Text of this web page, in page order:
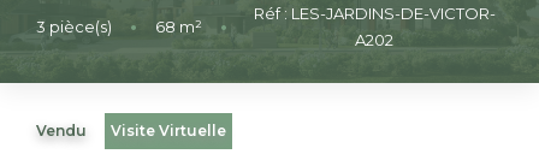
Qui Sommes-Nous
Nous Rejoindre
3 pièce(s) • 68 m² •
Réf : LES-JARDINS-DE-VICTOR-
A202
Vendu Visite Virtuelle